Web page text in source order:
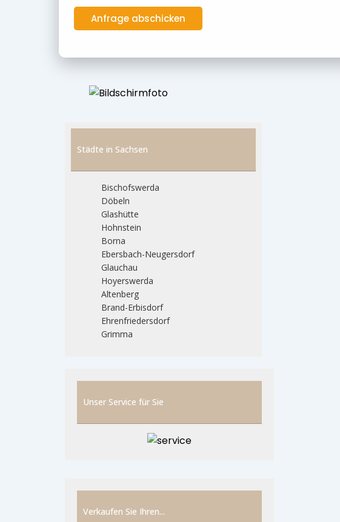
Städte in Sachsen
Bischofswerda
Döbeln
Glashütte
Hohnstein
Borna
Ebersbach-Neugersdorf
Glauchau
Hoyerswerda
Altenberg
Brand-Erbisdorf
Ehrenfriedersdorf
Grimma
Unser Service für Sie
Verkaufen Sie Ihren...